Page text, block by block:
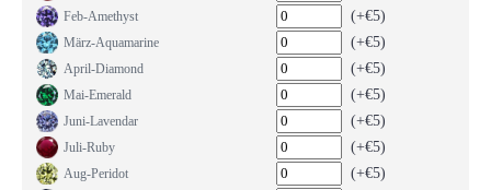
Feb-Amethyst (+€5)
März-Aquamarine (+€5)
April-Diamond (+€5)
Mai-Emerald (+€5)
Juni-Lavendar (+€5)
Juli-Ruby (+€5)
Aug-Peridot (+€5)